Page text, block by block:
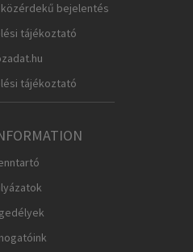
közérdekű bejelentés
tájékoztató
tájékoztató